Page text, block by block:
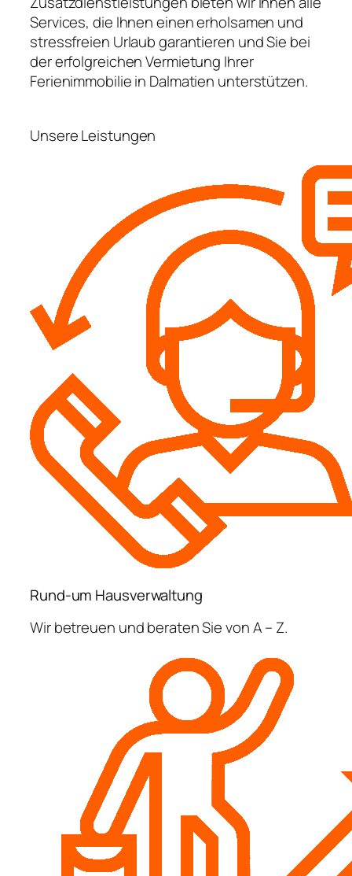
Services, die Ihnen einen erholsamen und
stressfreien Urlaub garantieren und Sie bei
der erfolgreichen Vermietung Ihrer
Ferienimmobilie in Dalmatien unterstützen.
Unsere Leistungen
Rund-um Hausverwaltung
Wir betreuen und beraten Sie von A – Z.